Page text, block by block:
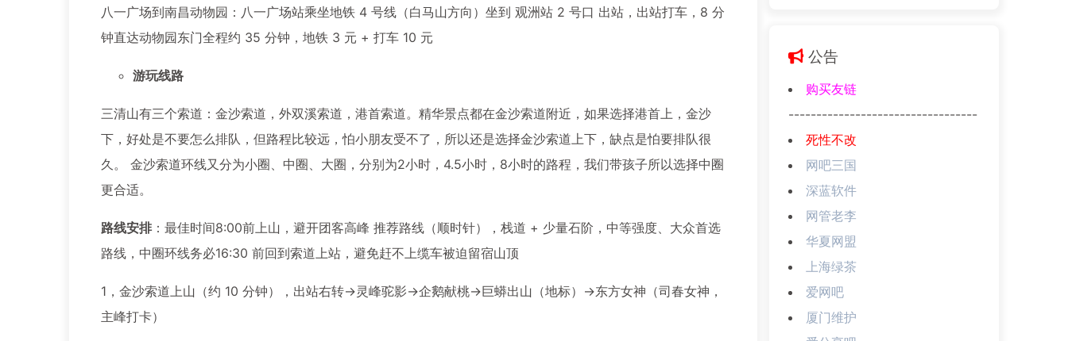
八一广场到南昌动物园：八一广场站乘坐地铁 4 号线（白马山方向）坐到 观洲站 2 号口 出站，出站打车，8 分
钟直达动物园东门全程约 35 分钟，地铁 3 元 + 打车 10 元
游玩线路
三清山有三个索道：金沙索道，外双溪索道，港首索道。精华景点都在金沙索道附近，如果选择港首上，金沙
下，好处是不要怎么排队，但路程比较远，怕小朋友受不了，所以还是选择金沙索道上下，缺点是怕要排队很
久。 金沙索道环线又分为小圈、中圈、大圈，分别为2小时，4.5小时，8小时的路程，我们带孩子所以选择中圈
更合适。
路线安排：最佳时间8:00前上山，避开团客高峰 推荐路线（顺时针），栈道 + 少量石阶，中等强度、大众首选
路线，中圈环线务必16:30 前回到索道上站，避免赶不上缆车被迫留宿山顶
1，金沙索道上山（约 10 分钟），出站右转→灵峰驼影→企鹅献桃→巨蟒出山（地标）→东方女神（司春女神，
主峰打卡）
公告
购买友链
----------------------------------
死性不改
网吧三国
深蓝软件
网管老李
华夏网盟
上海绿茶
爱网吧
厦门维护